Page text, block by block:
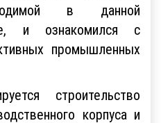
в данной
и ознакомился с
промышленных
строительство
корпуса и